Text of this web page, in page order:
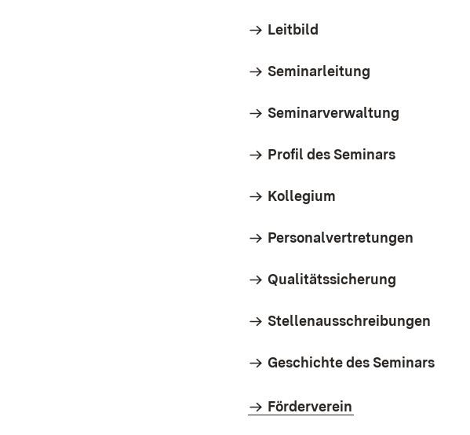
Leitbild
Seminarleitung
Seminarverwaltung
Profil des Seminars
Kollegium
Personalvertretungen
Qualitätssicherung
Stellenausschreibungen
Geschichte des Seminars
Förderverein